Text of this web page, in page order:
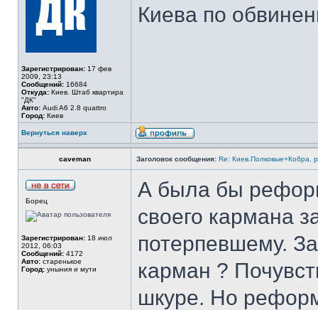
Зарегистрирован: 17 фев
2009, 23:13
Сообщений: 16684
Откуда: Киев. Штаб квартира
"ДК"
Авто: Audi A6 2.8 quattro
Город: Киев
Киева по
Вернуться наверх
caveman Заголовок сообщения: Re: Киев.Полковые+Кобра,
Борец
Зарегистрирован: 18 июл
2012, 06:03
Сообщений: 4172
Авто: старенькое
Город: уныния и мути
А была бы
своего кармана
потерпевшему.
карман ?
шкуре. Но